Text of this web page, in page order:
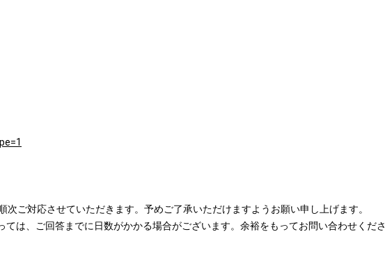
ご対応させていただきます。予めご了承いただけますようお願い申し上げます。
は、ご回答までに日数がかかる場合がございます。余裕をもってお問い合わせくださ